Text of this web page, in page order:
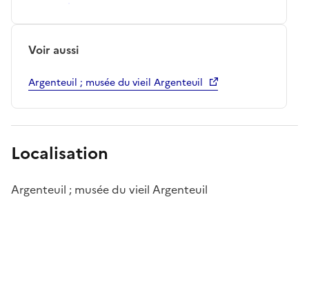
Voir aussi
Argenteuil ; musée du vieil Argenteuil
Localisation
Argenteuil ; musée du vieil Argenteuil